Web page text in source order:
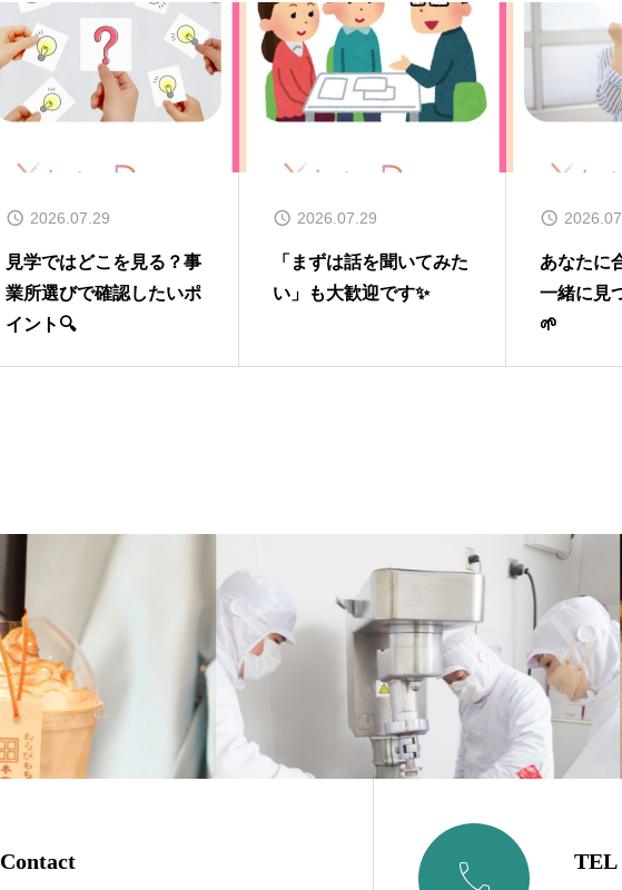
2026.07.29
見学ではどこを見る？事
業所選びで確認したいポ
イント🔍
2026.07.29
「まずは話を聞いてみた
い」も大歓迎です✨
あなたに
一緒に見
🌱
Contact  TEL